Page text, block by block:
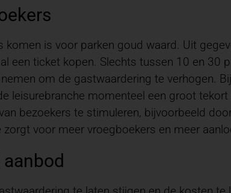
komen is voor parken goud waard. Uit
een ticket kopen. Slechts tussen 10 en
om de gastwaardering te verhogen.
leisurebranche momenteel een groot
bezoekers te stimuleren, bijvoorbeeld
voor meer vroegboekers en meer